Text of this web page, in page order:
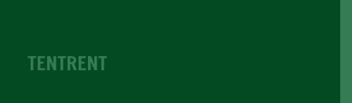
TENTRENT